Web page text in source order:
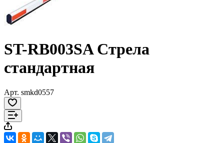
ST-RB003SA Стрела
стандартная
Арт. smkd0557